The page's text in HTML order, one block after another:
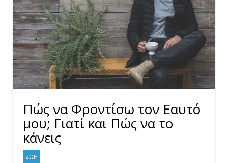
Πώς να Φροντίσω τον Εαυτό
μου; Γιατί και Πώς να το
κάνεις
ΖΩΗ